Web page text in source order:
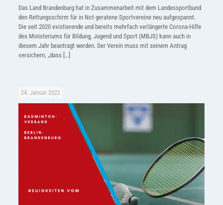
Das Land Brandenburg hat in Zusammenarbeit mit dem Landessportbund
den Rettungsschirm für in Not geratene Sportvereine neu aufgespannt.
Die seit 2020 existierende und bereits mehrfach verlängerte Corona-Hilfe
des Ministeriums für Bildung, Jugend und Sport (MBJS) kann auch in
diesem Jahr beantragt werden. Der Verein muss mit seinem Antrag
versichern, „dass[…]
24. Januar 2022